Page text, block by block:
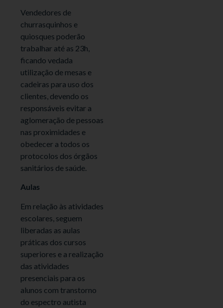
Vendedores de
churrasquinhos e
quiosques poderão
trabalhar até as 23h,
ficando vedada
utilização de mesas e
cadeiras para uso dos
clientes, devendo os
responsáveis evitar a
aglomeração de pessoas
nas proximidades e
obedecer a todos os
protocolos dos órgãos
sanitários de saúde.
Aulas
Em relação às atividades
escolares, seguem
liberadas as aulas
práticas dos cursos
superiores e a realização
das atividades
presenciais para os
alunos com transtorno
do espectro autista